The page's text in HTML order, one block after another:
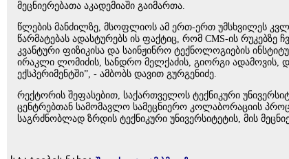
მეცნიერებათა აკადემიაში გაიმართა.
წლების მანძილზე, მსოფლიოს ამ ერთ-ერთ უმსხვილეს
წარმატებას ადასტურებს ის ფაქტიც, რომ CMS-ის რუკებზე
კვანტური ფიზიკისა და საინჟინრო ტექნოლოგიების
ირაკლი ლომიძის, სანდრო მელქაძის, გიორგი ადამოვის,
ექსპერიმენტში”, - ამბობს დავით გურგენიძე.
რექტორის შეფასებით, საქართველოს ტექნიკური
ცენტრებთან სამომავლო სამეცნიერო კოლაბორაციის
საგრძნობლად ზრდის ტექნიკური უნივერსიტეტის, მის